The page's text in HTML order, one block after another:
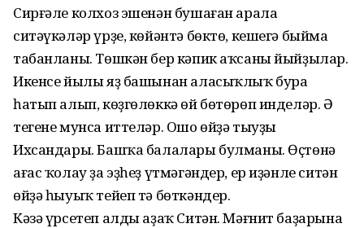
Сирғәле колхоз эшенән бушаған арала
ситәүкәләр үрҙе, көйәнтә бөктө, кешегә быйма
табанланы. Төшкән бер кәпик аҡсаны йыйҙылар.
Икенсе йылы яҙ башынан аласыҡлыҡ бура
һатып алып, көҙгөлөккә өй бөтөрөп инделәр. Ә
тегене мунса иттеләр. Ошо өйҙә тыуҙы
Ихсандары. Башҡа балалары булманы. Өҫтөнә
ағас ҡолау ҙа эҙһеҙ үтмәгәндер, ер иҙәнле ситән
өйҙә һыуыҡ тейеп тә бөткәндер.
Кәзә үрсетеп алды аҙаҡ Ситән. Мәғнит баҙарына